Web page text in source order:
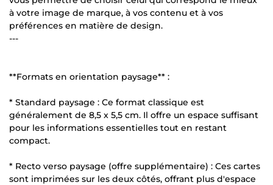
à votre image de marque, à vos contenu et à vos
préférences en matière de design.
---
**Formats en orientation paysage** :
* Standard paysage : Ce format classique est
généralement de 8,5 x 5,5 cm. Il offre un espace suffisant
pour les informations essentielles tout en restant
compact.
* Recto verso paysage (offre supplémentaire) : Ces cartes
sont imprimées sur les deux côtés, offrant plus d'espace